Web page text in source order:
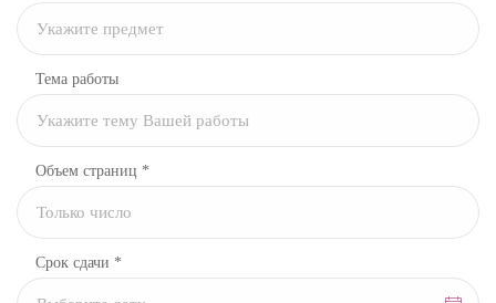
Тема работы
Объем страниц *
Срок сдачи *